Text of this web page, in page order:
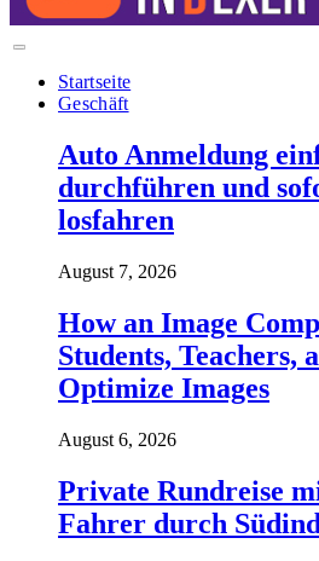
Startseite
Geschäft
Auto Anmeldung
durchführen und
losfahren
August 7, 2026
How an Image
Students, Teachers,
Optimize Images
August 6, 2026
Private Rundreise
Fahrer durch